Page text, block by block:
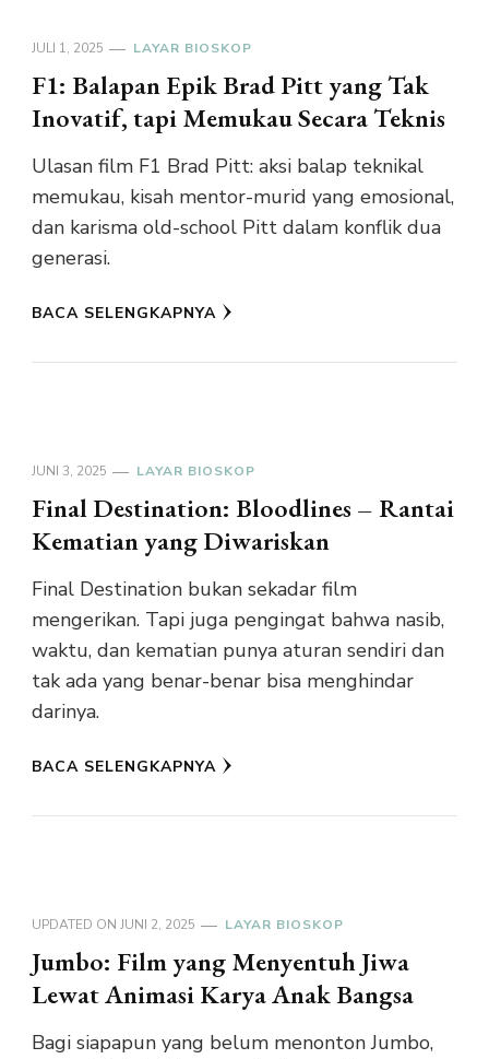
JULI 1, 2025 LAYAR BIOSKOP
F1: Balapan Epik Brad Pitt yang Tak
Inovatif, tapi Memukau Secara Teknis
Ulasan film F1 Brad Pitt: aksi balap teknikal
memukau, kisah mentor-murid yang emosional,
dan karisma old-school Pitt dalam konflik dua
generasi.
BACA SELENGKAPNYA
JUNI 3, 2025 LAYAR BIOSKOP
Final Destination: Bloodlines – Rantai
Kematian yang Diwariskan
Final Destination bukan sekadar film
mengerikan. Tapi juga pengingat bahwa nasib,
waktu, dan kematian punya aturan sendiri dan
tak ada yang benar-benar bisa menghindar
darinya.
BACA SELENGKAPNYA
UPDATED ON JUNI 2, 2025 LAYAR BIOSKOP
Jumbo: Film yang Menyentuh Jiwa
Lewat Animasi Karya Anak Bangsa
Bagi siapapun yang belum menonton Jumbo,